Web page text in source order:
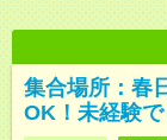
集合場所：春
OK！未経験